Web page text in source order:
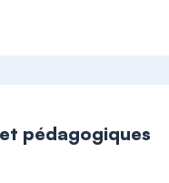
pédagogiques